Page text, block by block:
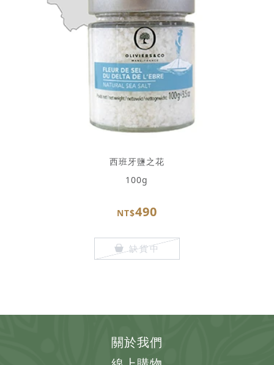
西班牙鹽之花
100g
NT$490
缺貨中
關於我們